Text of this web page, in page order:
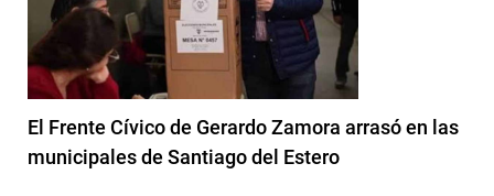
El Frente Cívico de Gerardo Zamora arrasó en las
municipales de Santiago del Estero